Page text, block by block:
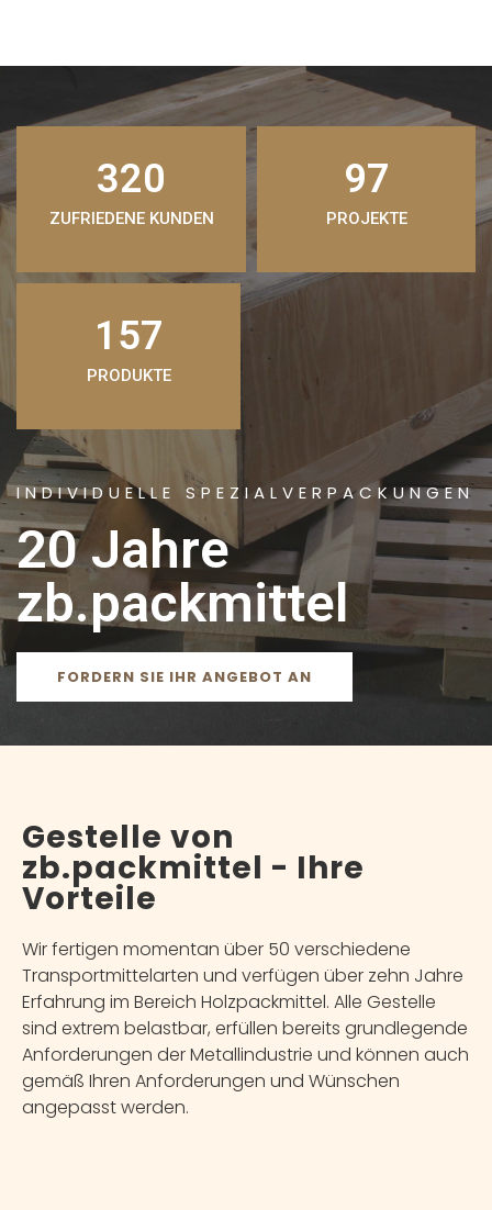
INDIVIDUELLE SPEZIALVERPACKUNGEN
20 Jahre
zb.packmittel
FORDERN SIE IHR ANGEBOT AN
320
ZUFRIEDENE KUNDEN
97
PROJEKTE
157
PRODUKTE
Gestelle von
zb.packmittel - Ihre
Vorteile
Wir fertigen momentan über 50 verschiedene
Transportmittelarten und verfügen über zehn Jahre
Erfahrung im Bereich Holzpackmittel. Alle Gestelle
sind extrem belastbar, erfüllen bereits grundlegende
Anforderungen der Metallindustrie und können auch
gemäß Ihren Anforderungen und Wünschen
angepasst werden.